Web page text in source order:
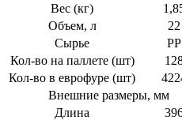
Вес (кг)
Объем, л
22
Сырье
РР
Кол-во на паллете (шт)
Кол-во в еврофуре (шт)
Внешние размеры, мм
Длина